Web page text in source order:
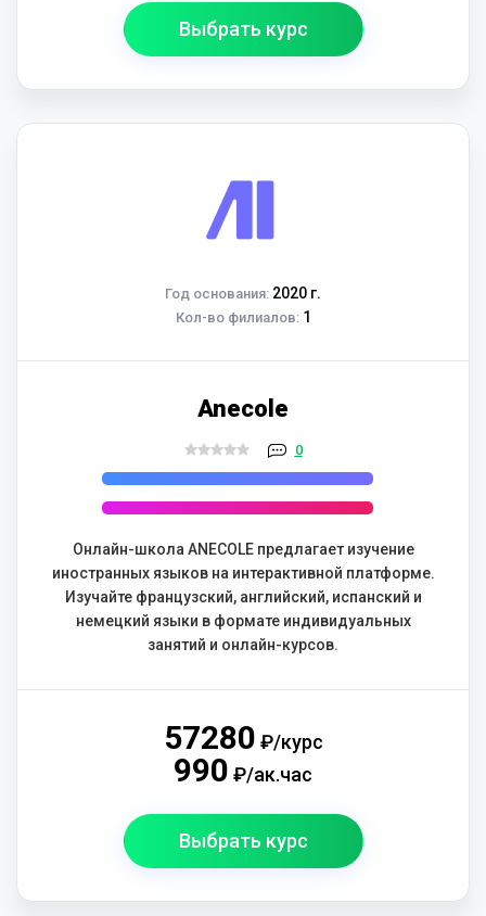
Выбрать курс
Год основания: 2020 г.
Кол-во филиалов:1
Anecolе
0
Онлайн-школа ANECOLE предлагает изучение
иностранных языков на интерактивной платформе.
Изучайте французский, английский, испанский и
немецкий языки в формате индивидуальных
занятий и онлайн-курсов.
57280 ₽/курс
990 ₽/ак.час
Выбрать курс